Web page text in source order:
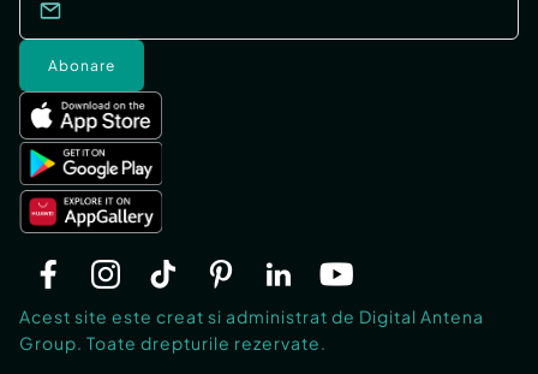
Abonare
Acest site este creat si administrat de Digital Antena
Group. Toate drepturile rezervate.